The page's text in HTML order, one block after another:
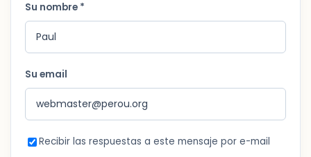
Su nombre *
Su email
Recibir las respuestas a este mensaje por e-mail